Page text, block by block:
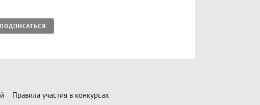
ПОДПИСАТЬСЯ
Правила участия в конкурсах